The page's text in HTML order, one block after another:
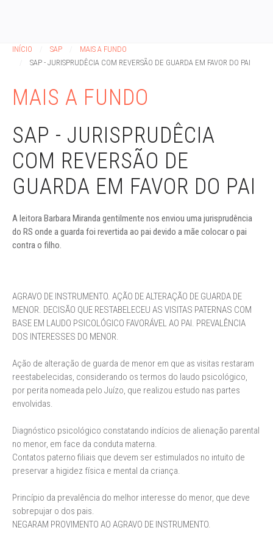
INÍCIO SAP
MAIS A FUNDO
SAP - JURISPRUDÊCIA COM REVERSÃO DE GUARDA EM FAVOR DO PAI
MAIS A FUNDO
SAP - JURISPRUDÊCIA
COM REVERSÃO DE
GUARDA EM FAVOR DO PAI
A leitora Barbara Miranda gentilmente nos enviou uma jurisprudência
do RS onde a guarda foi revertida ao pai devido a mãe colocar o pai
contra o filho.
AGRAVO DE INSTRUMENTO. AÇÃO DE ALTERAÇÃO DE GUARDA DE
MENOR. DECISÃO QUE RESTABELECEU AS VISITAS PATERNAS COM
BASE EM LAUDO PSICOLÓGICO FAVORÁVEL AO PAI. PREVALÊNCIA
DOS INTERESSES DO MENOR.
Ação de alteração de guarda de menor em que as visitas restaram
reestabelecidas, considerando os termos do laudo psicológico,
por perita nomeada pelo Juízo, que realizou estudo nas partes
envolvidas.
Diagnóstico psicológico constatando indícios de alienação parental
no menor, em face da conduta materna.
Contatos paterno filiais que devem ser estimulados no intuito de
preservar a higidez física e mental da criança.
Princípio da prevalência do melhor interesse do menor, que deve
sobrepujar o dos pais.
NEGARAM PROVIMENTO AO AGRAVO DE INSTRUMENTO.